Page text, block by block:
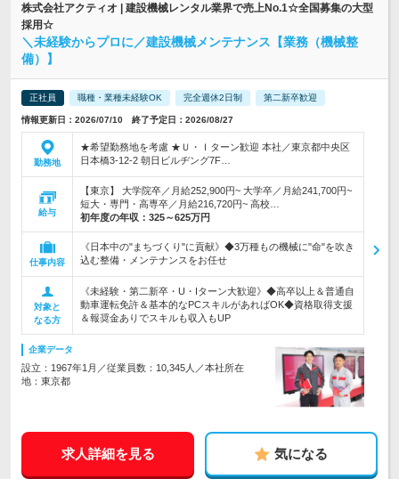
株式会社アクティオ | 建設機械レンタル業界で売上No.1☆全国募集の大型
採用☆
＼未経験からプロに／建設機械メンテナンス【業務（機械整
備）】
正社員 職種・業種未経験OK 完全週休2日制 第二新卒歓迎
情報更新日：2026/07/10 終了予定日：2026/08/27
勤務地
★希望勤務地を考慮 ★Ｕ・Ｉターン歓迎 本社／東京都中央区
日本橋3-12-2 朝日ビルヂング7F…
給与
【東京】 大学院卒／月給252,900円~ 大学卒／月給241,700円~
短大・専門・高専卒／月給216,720円~ 高校…
初年度の年収： 325～625万円
仕事内容
《日本中の"まちづくり"に貢献》◆3万種もの機械に"命"を吹き
込む整備・メンテナンスをお任せ
対象と
なる方
《未経験・第二新卒・U・Iターン大歓迎》◆高卒以上＆普通自
動車運転免許＆基本的なPCスキルがあればOK◆資格取得支援
＆報奨金ありでスキルも収入もUP
企業データ
設立：1967年1月／従業員数：10,345人／本社所在
地：東京都
求人詳細を見る 気になる